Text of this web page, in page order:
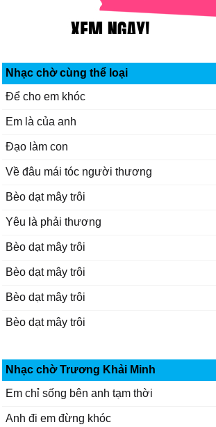
Nhẹ nhàng như chiếc hôn từ thuở ấy
Bàn tay anh đan chặt tay em cố giữ em không rời
Và ai sẽ là người bên em cho em biết đâu là bờ
Đâu là yêu đâu là thương đấy là điều anh rất lo
Còn duyên thì bên nhau hết duyên là do ông trời
Nhạc chờ cùng thể loại
Để cho em khóc
Em là của anh
Đạo làm con
Về đâu mái tóc người thương
Bèo dạt mây trôi
Yêu là phải thương
Bèo dạt mây trôi
Bèo dạt mây trôi
Bèo dạt mây trôi
Bèo dạt mây trôi
Nhạc chờ Trương Khải Minh
Em chỉ sống bên anh tạm thời
Anh đi em đừng khóc